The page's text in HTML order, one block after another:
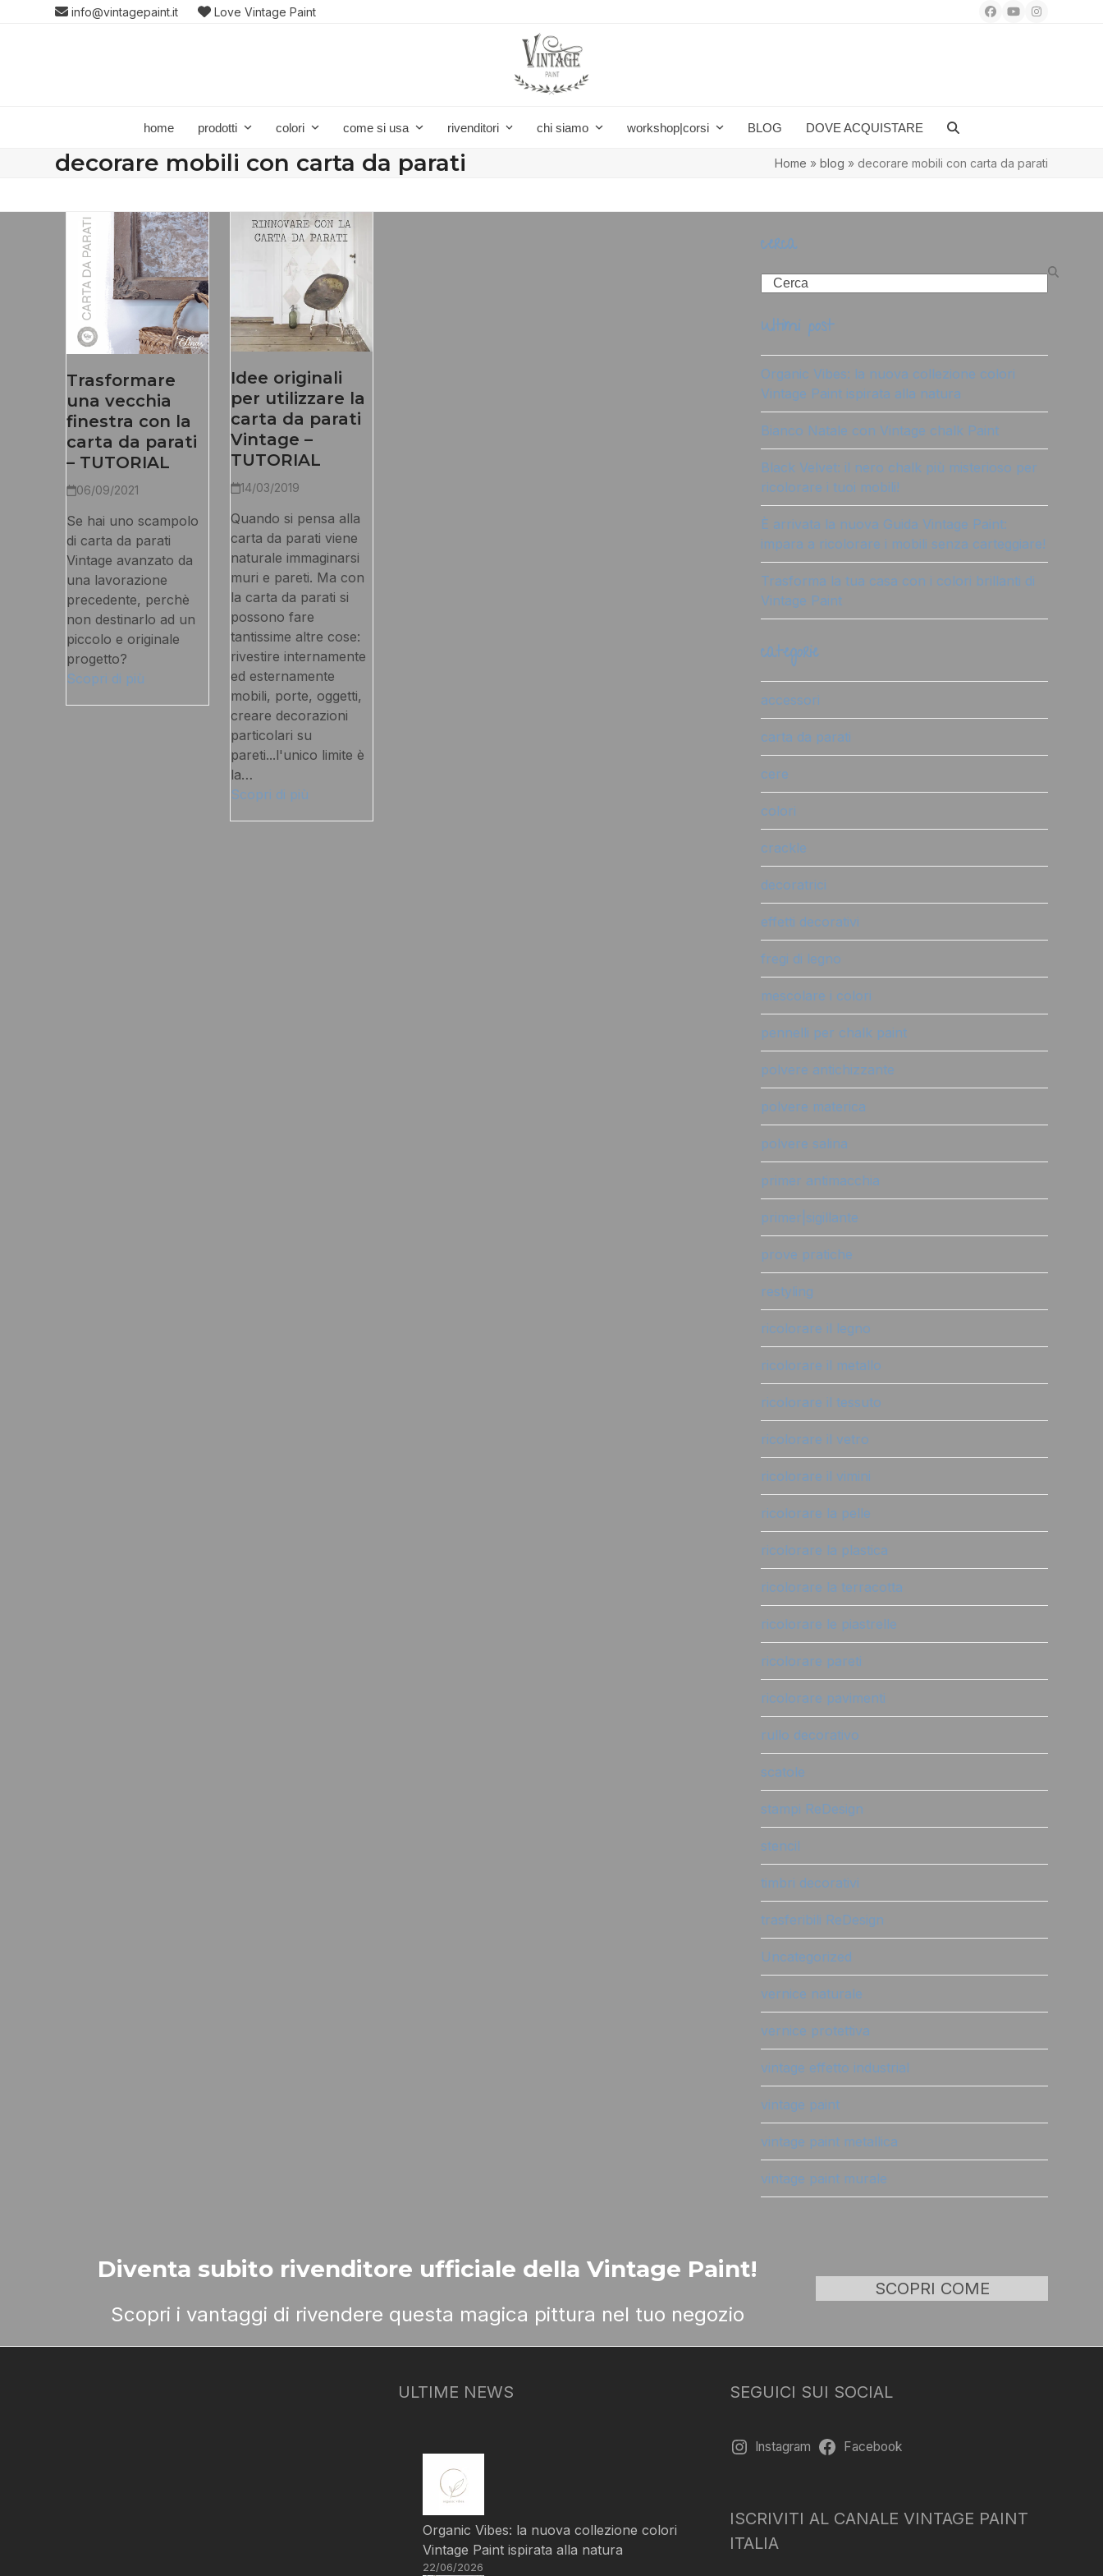
info@vintagepaint.it Love Vintage Paint Facebook
YouTubeInstagram
home prodotti colori come si usa rivenditori chi siamo workshop|corsi BLOG DOVE ACQUISTARE
decorare mobili con carta da parati Home » blog » decorare mobili con carta da parati
Trasformare
una vecchia
finestra con la
carta da parati
– TUTORIAL
06/09/2021
Se hai uno scampolo
di carta da parati
Vintage avanzato da
una lavorazione
precedente, perchè
non destinarlo ad un
piccolo e originale
progetto?
Scopri di più
Idee originali
per utilizzare la
carta da parati
Vintage –
TUTORIAL
14/03/2019
Quando si pensa alla
carta da parati viene
naturale immaginarsi
muri e pareti. Ma con
la carta da parati si
possono fare
tantissime altre cose:
rivestire internamente
ed esternamente
mobili, porte, oggetti,
creare decorazioni
particolari su
pareti...l'unico limite è
la…
Scopri di più
cerca
Search
ultimi post
Organic Vibes: la nuova collezione colori
Vintage Paint ispirata alla natura
Bianco Natale con Vintage chalk Paint
Black Velvet: il nero chalk più misterioso per
ricolorare i tuoi mobili!
È arrivata la nuova Guida Vintage Paint:
impara a ricolorare i mobili senza carteggiare!
Trasforma la tua casa con i colori brillanti di
Vintage Paint
categorie
accessori
carta da parati
cere
colori
crackle
decoratrici
effetti decorativi
fregi di legno
mescolare i colori
pennelli per chalk paint
polvere antichizzante
polvere materica
polvere salina
primer antimacchia
primer|sigillante
prove pratiche
restyling
ricolorare il legno
ricolorare il metallo
ricolorare il tessuto
ricolorare il vetro
ricolorare il vimini
ricolorare la pelle
ricolorare la plastica
ricolorare la terracotta
ricolorare le piastrelle
ricolorare pareti
ricolorare pavimenti
rullo decorativo
scatole
stampi ReDesign
stencil
timbri decorativi
trasferibili ReDesign
Uncategorized
vernice naturale
vernice protettiva
vintage effetto industrial
vintage paint
vintage paint metallica
vintage paint murale
Diventa subito rivenditore ufficiale della Vintage Paint!
Scopri i vantaggi di rivendere questa magica pittura nel tuo negozio
SCOPRI COME
ULTIME NEWS
Organic Vibes: la nuova collezione colori
Vintage Paint ispirata alla natura
22/06/2026
SEGUICI SUI SOCIAL
Instagram Facebook
ISCRIVITI AL CANALE VINTAGE PAINT
ITALIA